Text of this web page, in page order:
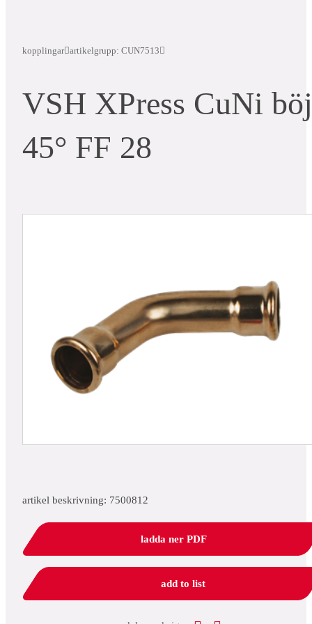
kopplingar artikelgrupp: CUN7513
VSH XPress CuNi böj
45° FF 28
artikel beskrivning: 7500812
ladda ner PDF
add to list